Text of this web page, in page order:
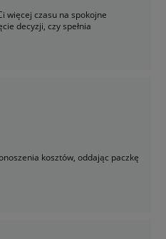
więcej czasu na spokojne
decyzji, czy spełnia
kosztów, oddając paczkę